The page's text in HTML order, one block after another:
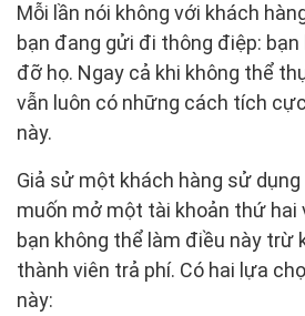
Mỗi lần nói không với khách
bạn đang gửi đi thông điệp: bạn
đỡ họ. Ngay cả khi không thể
vẫn luôn có những cách tích
này.
Giả sử một khách hàng sử
muốn mở một tài khoản thứ hai
bạn không thể làm điều này trừ
thành viên trả phí. Có hai lựa
này: